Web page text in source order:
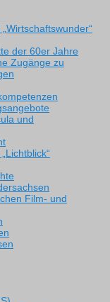
der 60er Jahre
Zugänge zu
und
Film- und